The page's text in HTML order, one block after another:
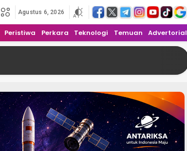
Agustus 6, 2026
Peristiwa Perkara Teknologi Temuan Advertorial